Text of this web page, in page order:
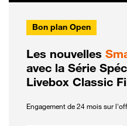
Bon plan Open
Les nouvelles
avec la Série
Livebox Classic
Engagement de 24 mois sur